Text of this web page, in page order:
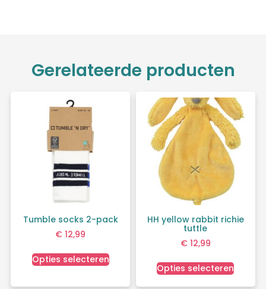
Gerelateerde producten
Tumble socks 2-pack
€ 12,99
Opties selecteren
HH yellow rabbit richie
tuttle
€12,99
Opties selecteren